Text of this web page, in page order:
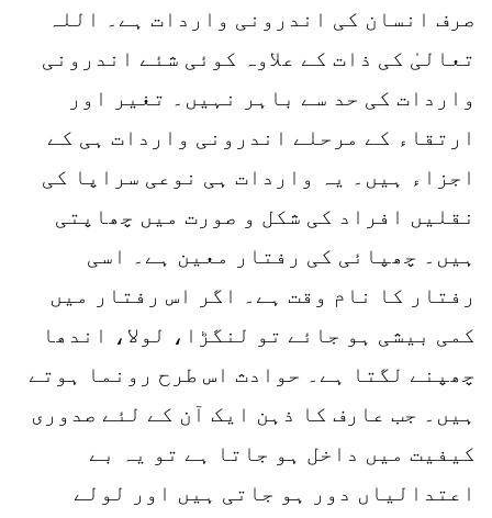
صرف انسان کی اندرونی واردات ہے۔ اللہ
تعالیٰ کی ذات کے علاوہ کوئی شئے اندرونی
واردات کی حد سے باہر نہیں۔ تغیر اور
ارتقاء کے مرحلے اندرونی واردات ہی کے
اجزاء ہیں۔ یہ واردات ہی نوعی سراپا کی
نقلیں افراد کی شکل و صورت میں چھاپتی
ہیں۔ چھپائی کی رفتار معین ہے۔ اسی
رفتار کا نام وقت ہے۔ اگر اس رفتار میں
کمی بیشی ہو جائے تو لنگڑا، لولا، اندھا
چھپنے لگتا ہے۔ حوادث اس طرح رونما ہوتے
ہیں۔ جب عارف کا ذہن ایک آن کے لئے صدوری
کیفیت میں داخل ہو جاتا ہے تو یہ بے
اعتدالیاں دور ہو جاتی ہیں اور لولے